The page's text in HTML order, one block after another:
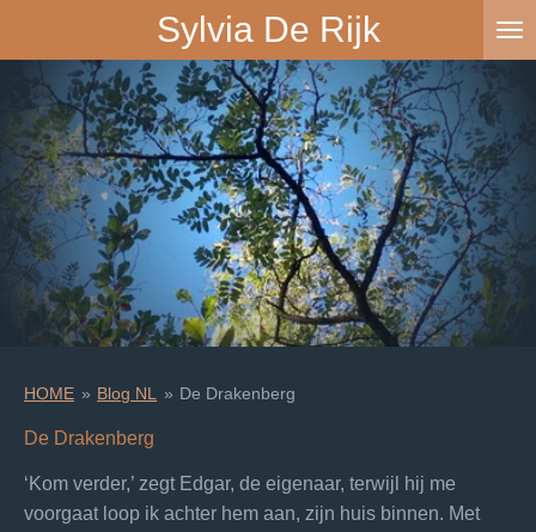
hoofdinhoud
Sylvia De Rijk
HOME » Blog NL » De Drakenberg
De Drakenberg
‘Kom verder,’ zegt Edgar, de eigenaar, terwijl hij me
voorgaat loop ik achter hem aan, zijn huis binnen. Met